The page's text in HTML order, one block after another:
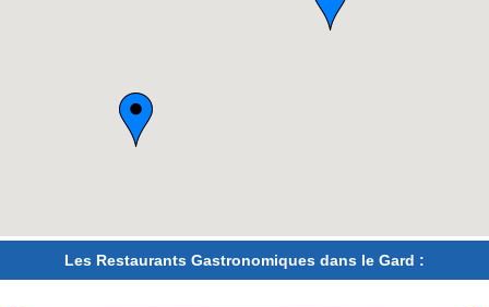
Les Restaurants Gastronomiques dans le Gard :